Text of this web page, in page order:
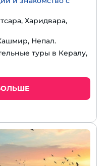
Харидвара,
Непал.
туры в Кералу,